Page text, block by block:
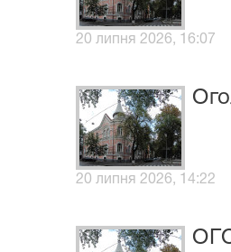
20 липня 2026, 16:07
20 липня 2026, 14:22